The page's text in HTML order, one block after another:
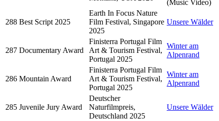
(Music Video)
288 Best Script 2025
Earth In Focus Nature
Film Festival, Singapore
2025
Unsere Wälder
287 Documentary Award
Finisterra Portugal Film
Art & Tourism Festival,
Portugal 2025
Winter am
Alpenrand
286 Mountain Award
Finisterra Portugal Film
Art & Tourism Festival,
Portugal 2025
Winter am
Alpenrand
285 Juvenile Jury Award
Deutscher
Naturfilmpreis,
Deutschland 2025
Unsere Wälder